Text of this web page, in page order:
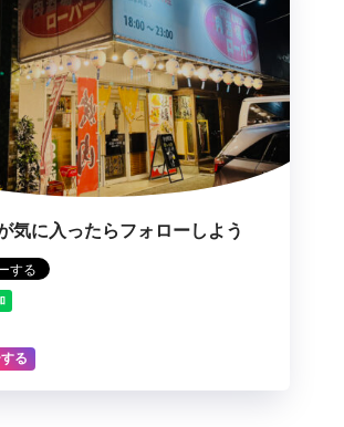
気に入ったらフォローしよう
る